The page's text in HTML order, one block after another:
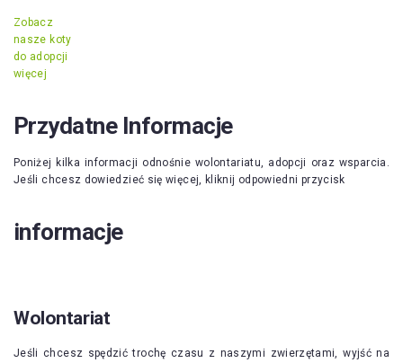
Zobacz
nasze koty
do adopcji
więcej
Przydatne Informacje
Poniżej kilka informacji odnośnie wolontariatu, adopcji oraz wsparcia.
Jeśli chcesz dowiedzieć się więcej, kliknij odpowiedni przycisk
informacje
Wolontariat
Jeśli chcesz spędzić trochę czasu z naszymi zwierzętami, wyjść na